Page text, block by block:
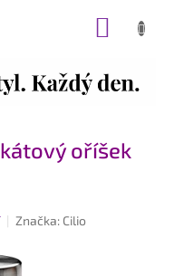
oříšek
Značka: Cilio